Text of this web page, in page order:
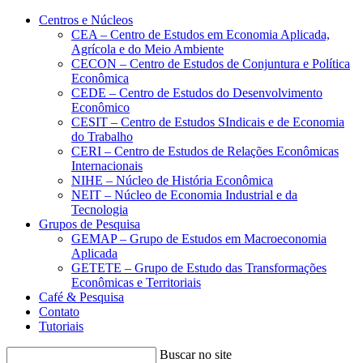
Conteúdo principal Menu principal
Centros e Núcleos
CEA – Centro de Estudos em Economia Aplicada,
Agrícola e do Meio Ambiente
CECON – Centro de Estudos de Conjuntura e Política
Econômica
CEDE – Centro de Estudos do Desenvolvimento
Econômico
CESIT – Centro de Estudos SIndicais e de Economia
do Trabalho
CERI – Centro de Estudos de Relações Econômicas
Internacionais
NIHE – Núcleo de História Econômica
NEIT – Núcleo de Economia Industrial e da
Tecnologia
Grupos de Pesquisa
GEMAP – Grupo de Estudos em Macroeconomia
Aplicada
GETETE – Grupo de Estudo das Transformações
Econômicas e Territoriais
Café & Pesquisa
Contato
Tutoriais
Buscar no site